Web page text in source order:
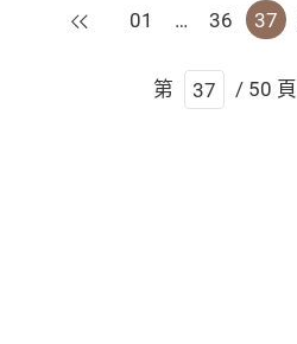
上一頁
01 … 36 37
第 / 50 頁